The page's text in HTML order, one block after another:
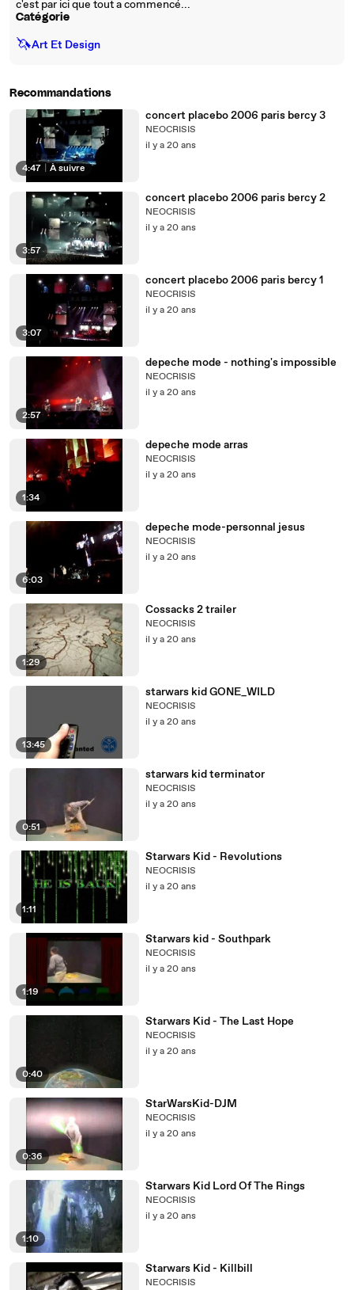
c'est par ici que tout a commencé...
Catégorie
🦄Art Et Design
Recommandations
4:47 À suivre
concert placebo 2006 paris bercy 3
NEOCRISIS
il y a 20 ans
3:57
concert placebo 2006 paris bercy 2
NEOCRISIS
il y a 20 ans
3:07
concert placebo 2006 paris bercy 1
NEOCRISIS
il y a 20 ans
2:57
depeche mode - nothing's impossible
NEOCRISIS
il y a 20 ans
1:34
depeche mode arras
NEOCRISIS
il y a 20 ans
6:03
depeche mode-personnal jesus
NEOCRISIS
il y a 20 ans
1:29
Cossacks 2 trailer
NEOCRISIS
il y a 20 ans
13:45
starwars kid GONE_WILD
NEOCRISIS
il y a 20 ans
0:51
starwars kid terminator
NEOCRISIS
il y a 20 ans
1:11
Starwars Kid - Revolutions
NEOCRISIS
il y a 20 ans
1:19
Starwars kid - Southpark
NEOCRISIS
il y a 20 ans
0:40
Starwars Kid - The Last Hope
NEOCRISIS
il y a 20 ans
0:36
StarWarsKid-DJM
NEOCRISIS
il y a 20 ans
1:10
Starwars Kid Lord Of The Rings
NEOCRISIS
il y a 20 ans
Starwars Kid - Killbill
NEOCRISIS